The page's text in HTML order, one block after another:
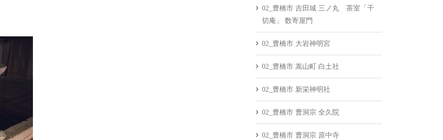
02_豊橋市 吉田城 三ノ丸 茶室「千
切庵」 数寄屋門
02_豊橋市 大岩神明宮
02_豊橋市 嵩山町 白土社
02_豊橋市 新栄神明社
02_豊橋市 曹洞宗 全久院
02_豊橋市 曹洞宗 原中寺